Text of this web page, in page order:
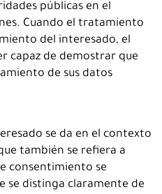
públicas en el
Cuando el tratamiento
del interesado, el
capaz de demostrar que
de sus datos
se da en el contexto
también se refiera a
consentimiento se
se distinga claramente de